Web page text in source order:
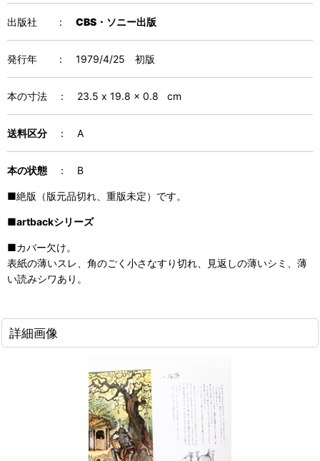
出版社 ： CBS・ソニー出版
発行年 ： 1979/4/25 初版
本の寸法 ： 23.5 x 19.8 x 0.8 cm
送料区分 ： A
本の状態 ： B
■絶版（版元品切れ、重版未定）です。
■artbackシリーズ
■カバー欠け。
表紙の薄いスレ、角のごく小さなすり切れ、見返しの薄いシミ、薄
い読みシワあり。
詳細画像